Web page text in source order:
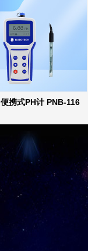
ph在线监测
携式PH计 PNB-116